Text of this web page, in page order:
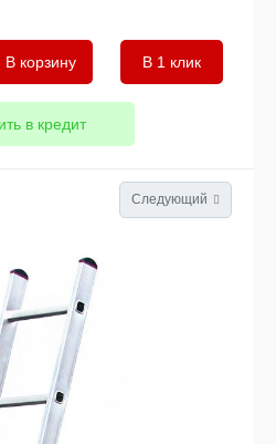
В 1 клик
в кредит
Следующий